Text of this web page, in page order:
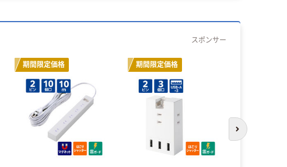
スポンサー
期間限定価格 期間限定価格
次のスライド